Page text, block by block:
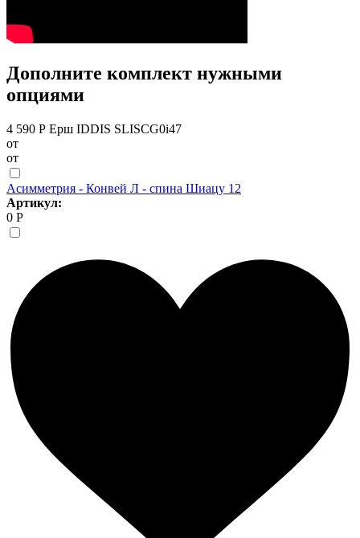
Дополните комплект нужными
опциями
4 590 Р Ерш IDDIS SLISCG0i47
от
от
Асимметрия - Конвей Л - спина Шиацу 12
Артикул:
0 Р